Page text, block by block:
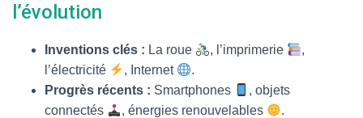
l’évolution
Inventions clés : La roue , l’imprimerie
,
l’électricité
, Internet
.
Progrès récents : Smartphones
, objets
connectés
, énergies renouvelables
.